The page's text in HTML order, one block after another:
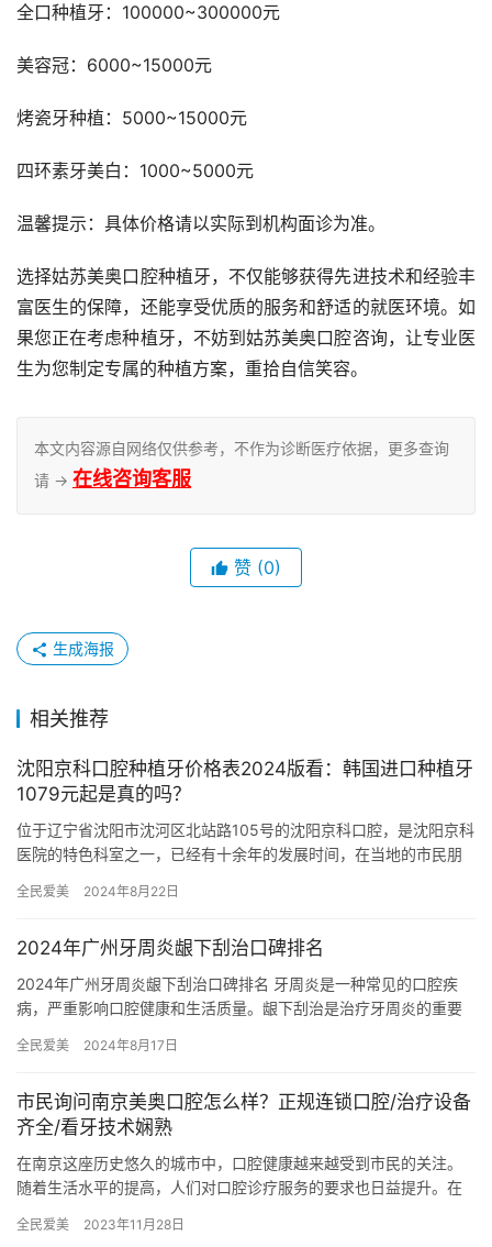
全口种植牙：100000~300000元
美容冠：6000~15000元
烤瓷牙种植：5000~15000元
四环素牙美白：1000~5000元
温馨提示：具体价格请以实际到机构面诊为准。
选择姑苏美奥口腔种植牙，不仅能够获得先进技术和经验丰
富医生的保障，还能享受优质的服务和舒适的就医环境。如
果您正在考虑种植牙，不妨到姑苏美奥口腔咨询，让专业医
生为您制定专属的种植方案，重拾自信笑容。
本文内容源自网络仅供参考，不作为诊断医疗依据，更多查询
请 → 在线咨询客服
赞 (0)
生成海报
相关推荐
沈阳京科口腔种植牙价格表2024版看：韩国进口种植牙
1079元起是真的吗？
位于辽宁省沈阳市沈河区北站路105号的沈阳京科口腔，是沈阳京科
医院的特色科室之一，已经有十余年的发展时间，在当地的市民朋
全民爱美 2024年8月22日
2024年广州牙周炎龈下刮治口碑排名
2024年广州牙周炎龈下刮治口碑排名 牙周炎是一种常见的口腔疾
病，严重影响口腔健康和生活质量。龈下刮治是治疗牙周炎的重要
20…
全民爱美 2024年8月17日
市民询问南京美奥口腔怎么样？正规连锁口腔/治疗设备
齐全/看牙技术娴熟
在南京这座历史悠久的城市中，口腔健康越来越受到市民的关注。
随着生活水平的提高，人们对口腔诊疗服务的要求也日益提升。在
齐全的…
全民爱美 2023年11月28日